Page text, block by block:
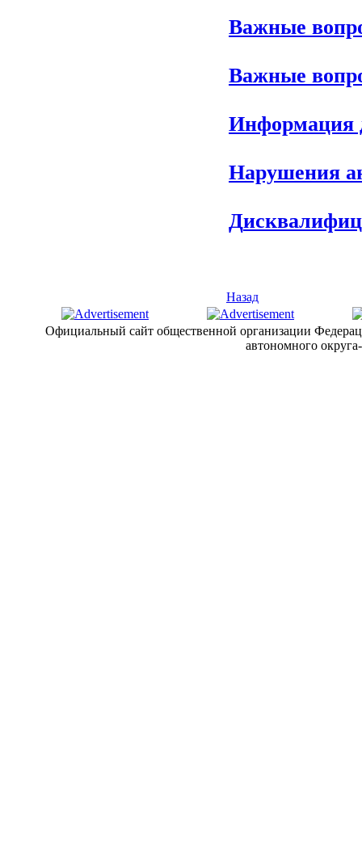
Важные
Важные
Информация
Нарушения
Д
Назад
Официальный сайт общественной организации
автономного